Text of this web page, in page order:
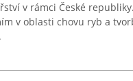
v rámci České
v oblasti chovu ryb a